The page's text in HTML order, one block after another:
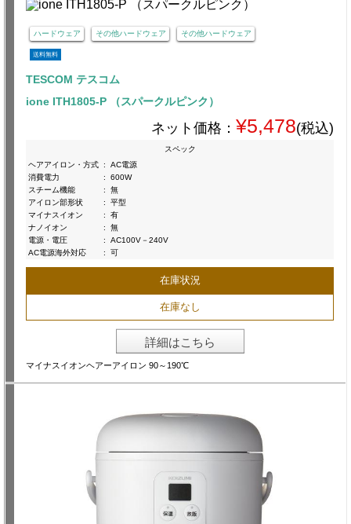
ハードウェア その他ハードウェア その他ハードウェア
送料無料
TESCOM テスコム
ione ITH1805-P （スパークルピンク）
ネット価格： ¥5,478(税込)
スペック
ヘアアイロン・方式 :
AC電源
消費電力
:
600W
スチーム機能
:
無
アイロン部形状
:
平型
マイナスイオン
:
有
ナノイオン
:
無
電源・電圧
:
AC100V－240V
AC電源海外対応
: 可
在庫状況
在庫なし
詳細はこちら
マイナスイオンヘアーアイロン 90～190℃